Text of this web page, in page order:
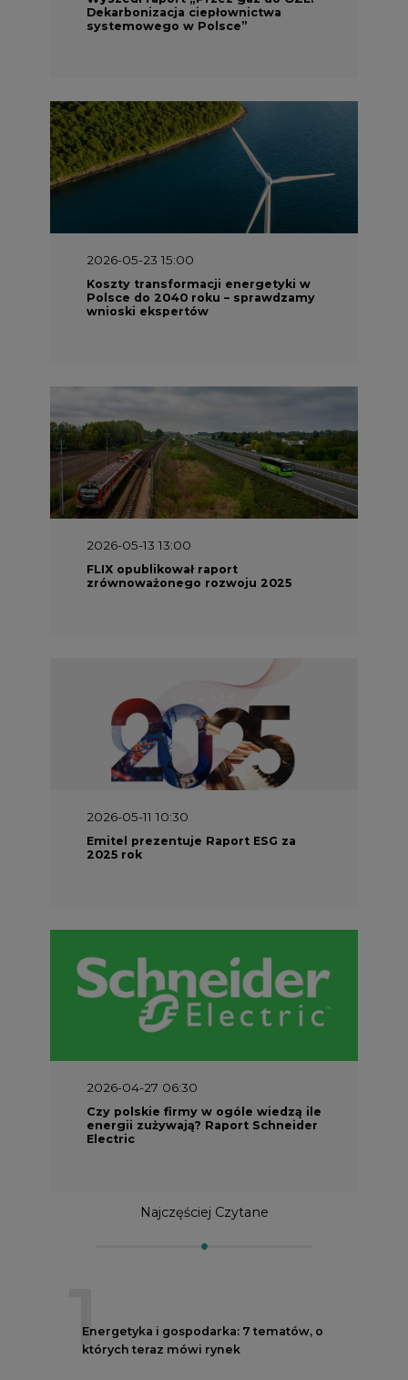
Dekarbonizacja ciepłownictwa
systemowego w Polsce”
2026-05-23 15:00
Koszty transformacji energetyki w
Polsce do 2040 roku – sprawdzamy
wnioski ekspertów
2026-05-13 13:00
FLIX opublikował raport
zrównoważonego rozwoju 2025
2026-05-11 10:30
Emitel prezentuje Raport ESG za
2025 rok
2026-04-27 06:30
Czy polskie firmy w ogóle wiedzą ile
energii zużywają? Raport Schneider
Electric
Najczęściej Czytane
1
Energetyka i gospodarka: 7 tematów, o
których teraz mówi rynek